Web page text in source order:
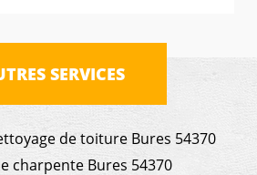
SERVICES
de toiture Bures 54370
charpente Bures 54370